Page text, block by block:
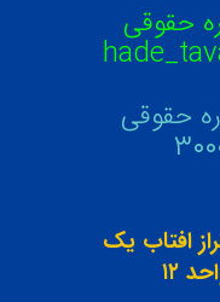
حقوقی
حقوقی
افتاب یک
۱۲